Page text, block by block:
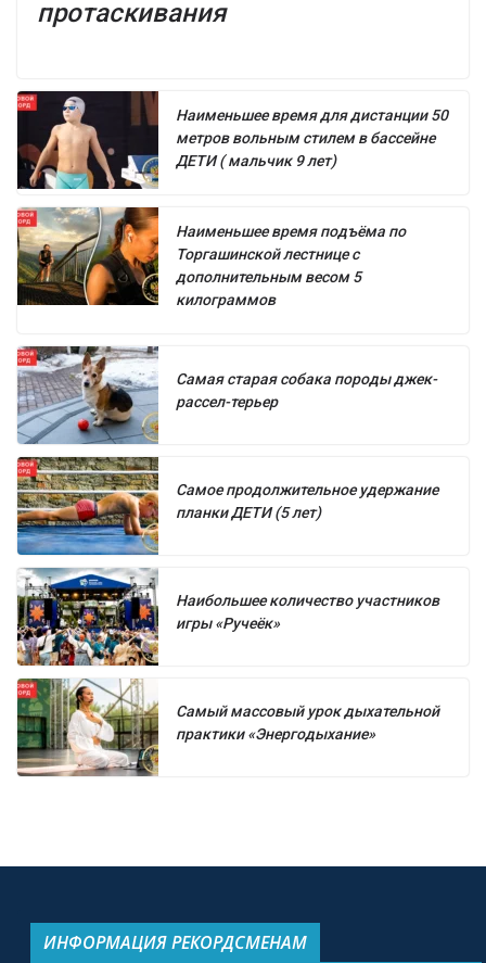
протаскивания
Наименьшее время для дистанции 50
метров вольным стилем в бассейне
ДЕТИ ( мальчик 9 лет)
Наименьшее время подъёма по
Торгашинской лестнице с
дополнительным весом 5
килограммов
Самая старая собака породы джек-
рассел-терьер
Самое продолжительное удержание
планки ДЕТИ (5 лет)
Наибольшее количество участников
игры «Ручеёк»
Самый массовый урок дыхательной
практики «Энергодыхание»
ИНФОРМАЦИЯ РЕКОРДСМЕНАМ